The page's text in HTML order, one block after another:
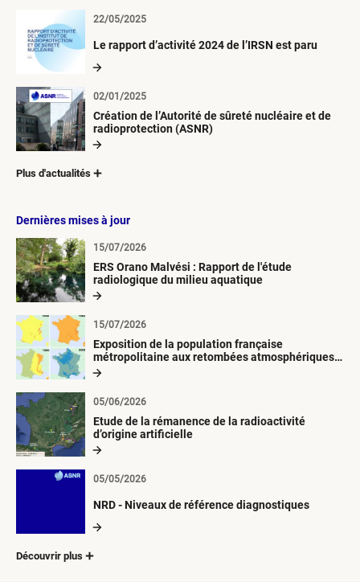
Le rapport d’activité 2024 de l’IRSN est paru
22/05/2025
Création de l’Autorité de sûreté nucléaire et de
radioprotection (ASNR)
02/01/2025
Plus d'actualités
Dernières mises à jour
ERS Orano Malvési : Rapport de l'étude
radiologique du milieu aquatique
15/07/2026
Exposition de la population française
métropolitaine aux retombées atmosphériques
radioactives depuis 1945
15/07/2026
Etude de la rémanence de la radioactivité
d’origine artificielle
05/06/2026
NRD - Niveaux de référence diagnostiques
05/05/2026
Découvrir plus